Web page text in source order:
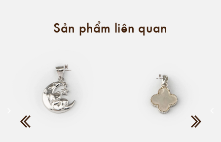
Sản phẩm liên quan